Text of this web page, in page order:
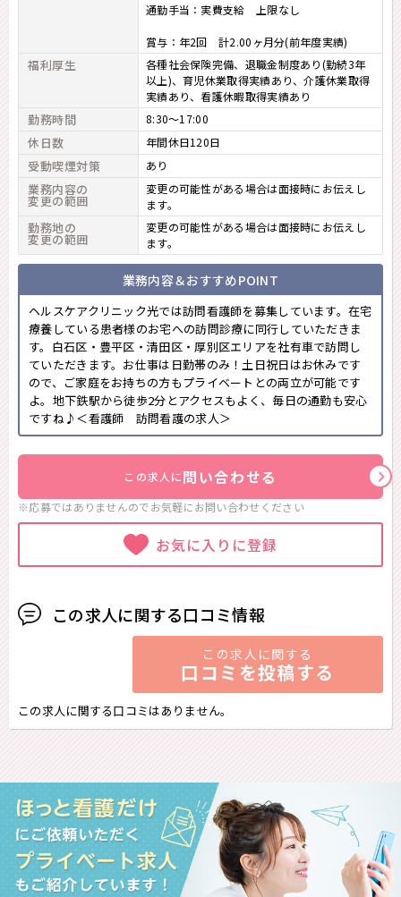
通勤手当：実費支給 上限なし
賞与：年2回 計2.00ヶ月分(前年度実績)
福利厚生
各種社会保険完備、退職金制度あり(勤続3年
以上)、育児休業取得実績あり、介護休業取得
実績あり、看護休暇取得実績あり
勤務時間 8:30～17:00
休日数 年間休日120日
受動喫煙対策 あり
業務内容の
変更の範囲
変更の可能性がある場合は面接時にお伝えし
ます。
勤務地の
変更の範囲
変更の可能性がある場合は面接時にお伝えし
ます。
業務内容＆おすすめPOINT
ヘルスケアクリニック光では訪問看護師を募集しています。在宅
療養している患者様のお宅への訪問診療に同行していただきま
す。白石区・豊平区・清田区・厚別区エリアを社有車で訪問し
ていただきます。お仕事は日勤帯のみ！土日祝日はお休みです
ので、ご家庭をお持ちの方もプライベートとの両立が可能です
よ。地下鉄駅から徒歩2分とアクセスもよく、毎日の通勤も安心
ですね♪＜看護師 訪問看護の求人＞
この求人に問い合わせる
※応募ではありませんのでお気軽にお問い合わせください
お気に入りに登録
この求人に関する口コミ情報
この求人に関する
口コミを投稿する
この求人に関する口コミはありません。